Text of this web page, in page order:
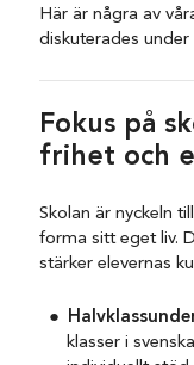
Här är några av
diskuterades under
Fokus på
frihet och
Skolan är nyckeln
forma sitt eget liv.
stärker elevernas
klasser i